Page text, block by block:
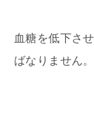
血糖を低下さ
ばなりません。